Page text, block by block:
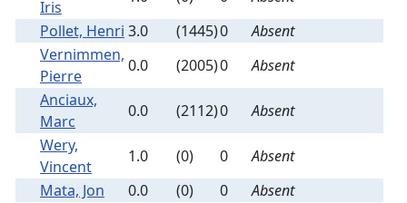
Iris
Pollet, Henri 3.0 (1445)0
Absent
Vernimmen,
Pierre
0.0 (2005)0
Absent
Anciaux,
Marc
0.0 (2112)0
Absent
Wery,
Vincent
1.0 (0) 0
Absent
Mata, Jon
0.0 (0) 0
Absent